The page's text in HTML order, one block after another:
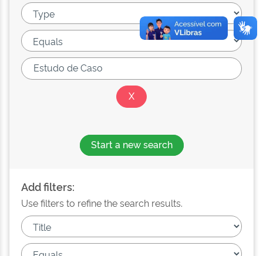
Start a new search
Add filters:
Use filters to refine the search results.